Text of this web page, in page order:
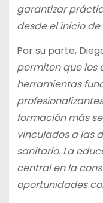
garantizar
desde el inicio de
Por su parte,
permiten que los
herramientas
formación más
vinculados a las
sanitario. La
central en la
oportunidades